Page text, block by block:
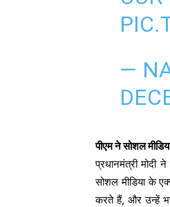
—
पीएम ने सोशल
प्रधानमंत्री मोदी
सोशल मीडिया के
करते हैं, और उन्हें